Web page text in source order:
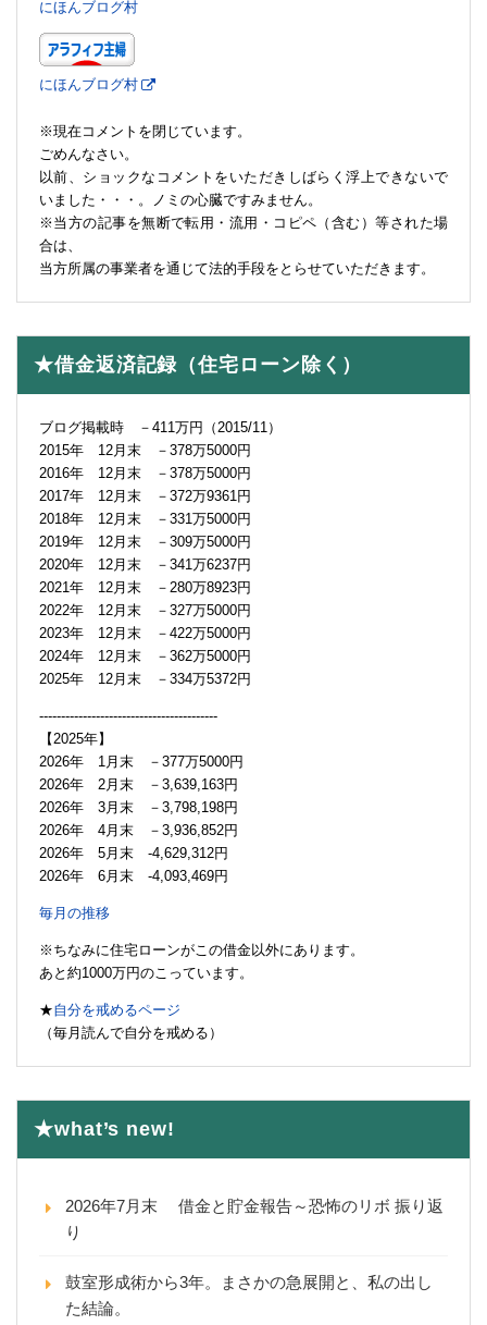
にほんブログ村
にほんブログ村
※現在コメントを閉じています。
ごめんなさい。
以前、ショックなコメントをいただきしばらく浮上できないで
いました・・・。ノミの心臓ですみません。
※当方の記事を無断で転用・流用・コピペ（含む）等された場
合は、
当方所属の事業者を通じて法的手段をとらせていただきます。
★借金返済記録（住宅ローン除く）
ブログ掲載時 －411万円（2015/11）
2015年 12月末 －378万5000円
2016年 12月末 －378万5000円
2017年 12月末 －372万9361円
2018年 12月末 －331万5000円
2019年 12月末 －309万5000円
2020年 12月末 －341万6237円
2021年 12月末 －280万8923円
2022年 12月末 －327万5000円
2023年 12月末 －422万5000円
2024年 12月末 －362万5000円
2025年 12月末 －334万5372円
-----------------------------------------
【2025年】
2026年 1月末 －377万5000円
2026年 2月末 －3,639,163円
2026年 3月末 －3,798,198円
2026年 4月末 －3,936,852円
2026年 5月末 -4,629,312円
2026年 6月末 -4,093,469円
毎月の推移
※ちなみに住宅ローンがこの借金以外にあります。
あと約1000万円のこっています。
★自分を戒めるページ
（毎月読んで自分を戒める）
★what’s new!
2026年7月末 借金と貯金報告～恐怖のリボ 振り返
り
鼓室形成術から3年。まさかの急展開と、私の出し
た結論。